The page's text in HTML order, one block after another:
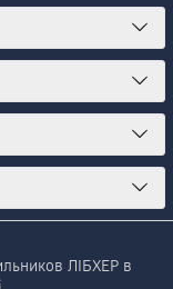
ЛІБХЕР в